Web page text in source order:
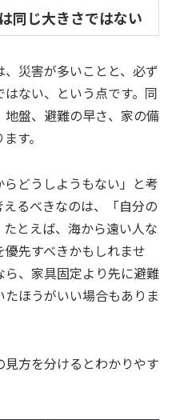
同じ大きさではない
災害が多いことと、必ず
ない、という点です。同
盤、避難の早さ、家の備
す。
どうしようもない」と考
るべきなのは、「自分の
とえば、海から遠い人な
先すべきかもしれませ
、家具固定より先に避難
ほうがいい場合もありま
方を分けるとわかりやす